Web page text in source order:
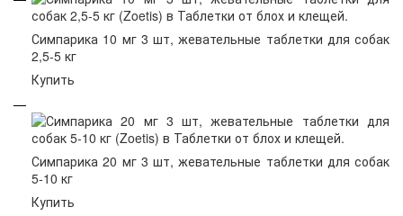
Симпарика 10 мг 3 шт, жевательные таблетки для собак
2,5-5 кг
Купить
Симпарика 20 мг 3 шт, жевательные таблетки для собак
5-10 кг
Купить